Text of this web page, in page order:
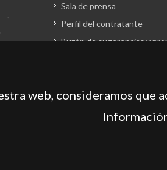
Sala de prensa
Perfil del contratante
Buzón de sugerencias y
web, consideramos que